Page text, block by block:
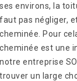
ses environs, la
faut pas négliger,
cheminée. Pour
cheminée est une
notre entreprise
trouver un large